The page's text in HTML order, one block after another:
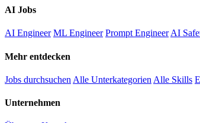
AI Jobs
AI Engineer ML Engineer Prompt Engineer AI
Mehr entdecken
Jobs durchsuchen Alle Unterkategorien Alle Skills
Unternehmen